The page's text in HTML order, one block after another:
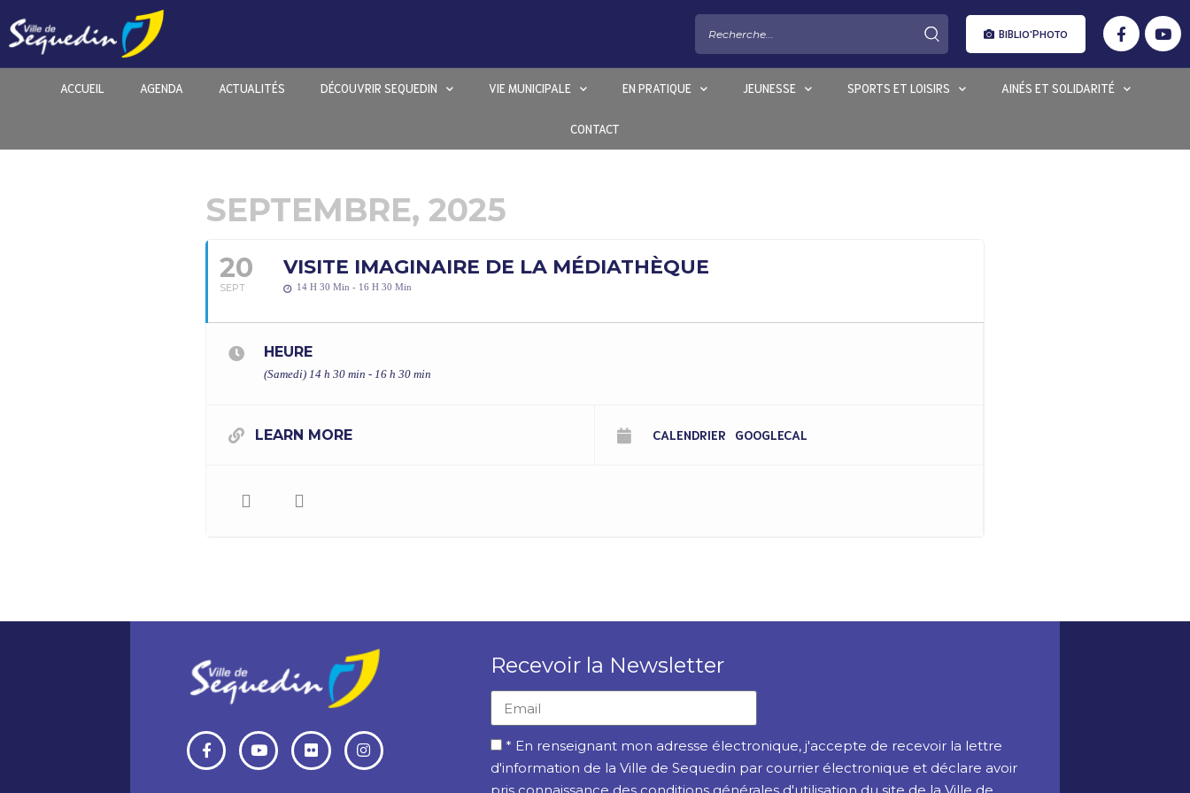
BIBLIO'PHOTO
ACCUEIL AGENDA ACTUALITÉS DÉCOUVRIR SEQUEDIN VIE MUNICIPALE EN PRATIQUE JEUNESSE SPORTS ET LOISIRS AINÉS ET SOLIDARITÉ
CONTACT
SEPTEMBRE, 2025
20
SEPT
VISITE IMAGINAIRE DE LA MÉDIATHÈQUE
14 H 30 Min - 16 H 30 Min
HEURE
(Samedi) 14 h 30 min - 16 h 30 min
LEARN MORE CALENDRIER GOOGLECAL
Recevoir la Newsletter
* En renseignant mon adresse électronique, j'accepte de recevoir la lettre
d'information de la Ville de Sequedin par courrier électronique et déclare avoir